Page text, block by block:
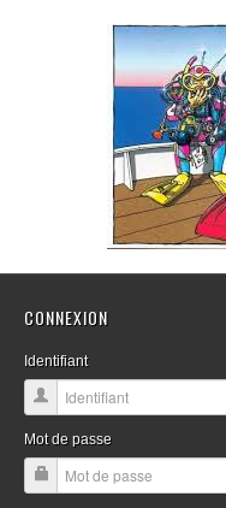
CONNEXION
Identifiant
Mot de passe